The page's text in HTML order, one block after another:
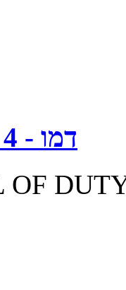
Call Of Duty 4 - דמו